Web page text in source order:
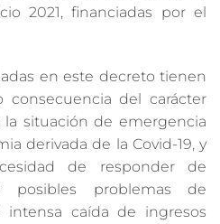
2021, financiadas por el
en este decreto tienen
consecuencia del carácter
situación de emergencia
derivada de la Covid-19, y
de responder de
posibles problemas de
caída de ingresos